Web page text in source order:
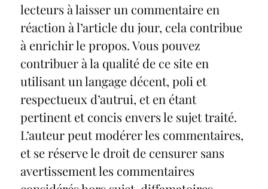
lecteurs à laisser un commentaire en
réaction à l’article du jour, cela contribue
à enrichir le propos. Vous pouvez
contribuer à la qualité de ce site en
utilisant un langage décent, poli et
respectueux d’autrui, et en étant
pertinent et concis envers le sujet traité.
L’auteur peut modérer les commentaires,
et se réserve le droit de censurer sans
avertissement les commentaires